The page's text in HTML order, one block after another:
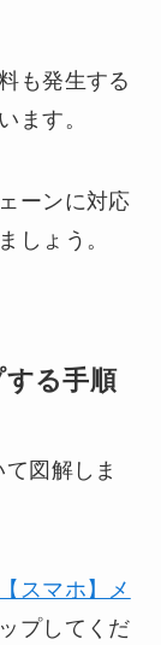
も発生する
ます。
ーンに対応
しょう。
する手順
図解しま
【スマホ】メ
プしてくだ